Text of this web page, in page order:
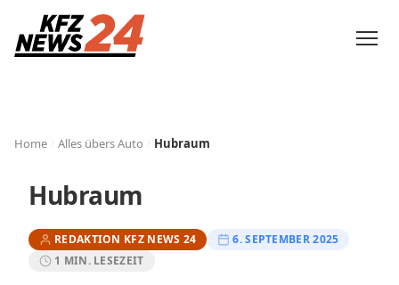
Home Alles übers Auto Hubraum
Hubraum
REDAKTION KFZ NEWS 24
6. SEPTEMBER 2025
1 MIN. LESEZEIT